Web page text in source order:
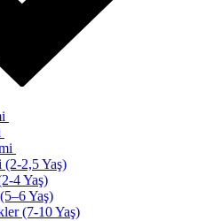
2,5 Yaş)
4 Yaş)
Yaş)
(7-10 Yaş)